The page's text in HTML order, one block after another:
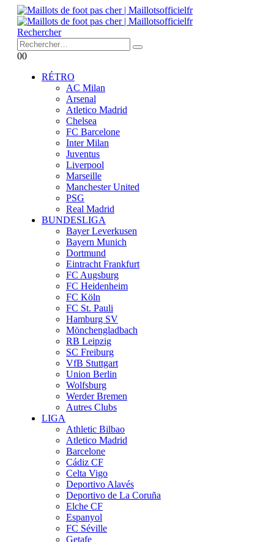
Rechercher
00
RÉTRO
AC Milan
Arsenal
Atletico Madrid
Chelsea
FC Barcelone
Inter Milan
Juventus
Liverpool
Marseille
Manchester United
PSG
Real Madrid
BUNDESLIGA
Bayer Leverkusen
Bayern Munich
Dortmund
Eintracht Frankfurt
FC Augsburg
FC Heidenheim
FC Köln
FC St. Pauli
Hamburg SV
Mönchengladbach
RB Leipzig
SC Freiburg
VfB Stuttgart
Union Berlin
Wolfsburg
Werder Bremen
Autres Clubs
LIGA
Athletic Bilbao
Atletico Madrid
Barcelone
Cádiz CF
Celta Vigo
Deportivo Alavés
Deportivo de La Coruña
Elche CF
Espanyol
FC Séville
Getafe